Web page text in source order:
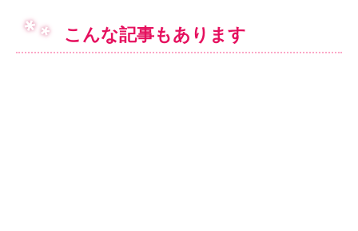
こんな記事もあります